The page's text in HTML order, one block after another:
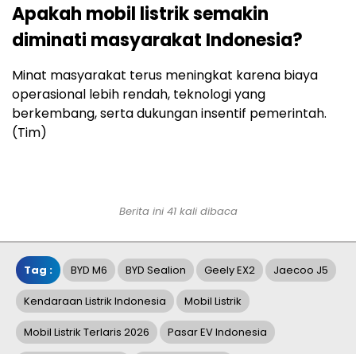
Apakah mobil listrik semakin
diminati masyarakat Indonesia?
Minat masyarakat terus meningkat karena biaya
operasional lebih rendah, teknologi yang
berkembang, serta dukungan insentif pemerintah.
(Tim)
Berita ini 41 kali dibaca
Tag : BYD M6 BYD Sealion Geely EX2 Jaecoo J5
Kendaraan Listrik Indonesia Mobil Listrik
Mobil Listrik Terlaris 2026 Pasar EV Indonesia